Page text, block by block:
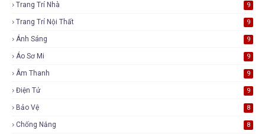
Trang Trí Nhà 9
Trang Trí Nội Thất 9
Ánh Sáng 9
Áo Sơ Mi 9
Âm Thanh 9
Điện Tử 9
Bảo Vệ 8
Chống Nắng 8